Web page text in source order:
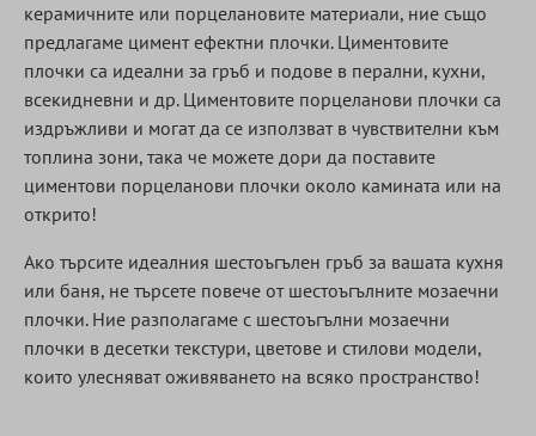
керамичните или порцелановите материали, ние също
предлагаме цимент ефектни плочки. Циментовите
плочки са идеални за гръб и подове в перални, кухни,
всекидневни и др. Циментовите порцеланови плочки са
издръжливи и могат да се използват в чувствителни към
топлина зони, така че можете дори да поставите
циментови порцеланови плочки около камината или на
открито!
Ако търсите идеалния шестоъгълен гръб за вашата кухня
или баня, не търсете повече от шестоъгълните мозаечни
плочки. Ние разполагаме с шестоъгълни мозаечни
плочки в десетки текстури, цветове и стилови модели,
които улесняват оживяването на всяко пространство!